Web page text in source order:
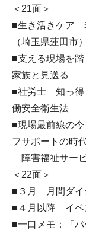
＜21面＞
■生き活きケア
（埼玉県蓮田市）
■支える現場を
家族と見送る
■社労士 知っ
働安全衛生法
■現場最前線の
フサポートの時
障害福祉サー
＜22面＞
■３月 月間ダイ
■４月以降 イベ
■一口メモ：「